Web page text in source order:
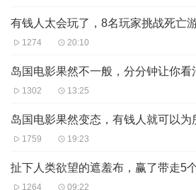
1274 20:10
1302 13:25
1759 19:23
1264 09:22